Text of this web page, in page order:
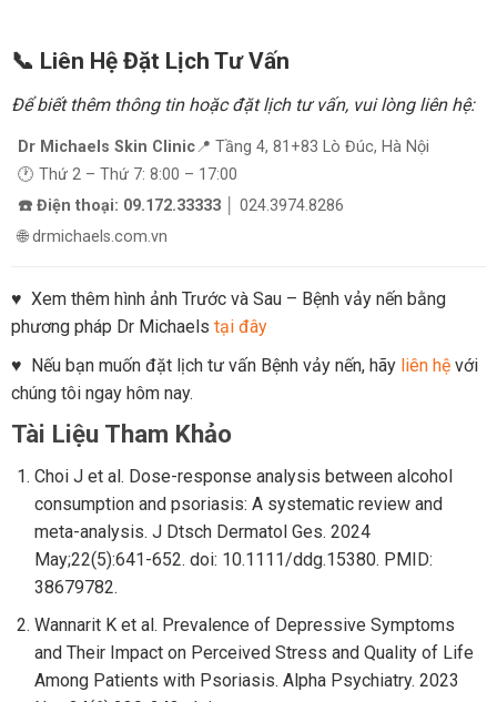
📞 Liên Hệ Đặt Lịch Tư Vấn
Để biết thêm thông tin hoặc đặt lịch tư vấn, vui lòng liên hệ:
Dr Michaels Skin Clinic📍 Tầng 4, 81+83 Lò Đúc, Hà Nội
🕐 Thứ 2 – Thứ 7: 8:00 – 17:00
☎️ Điện thoại: 09.172.33333│ 024.3974.8286
🌐 drmichaels.com.vn
♥ Xem thêm hình ảnh Trước và Sau – Bệnh vảy nến bằng
phương pháp Dr Michaels tại đây
♥ Nếu bạn muốn đặt lịch tư vấn Bệnh vảy nến, hãy liên hệvới
chúng tôi ngay hôm nay.
Tài Liệu Tham Khảo
Choi J et al. Dose-response analysis between alcohol
consumption and psoriasis: A systematic review and
meta-analysis. J Dtsch Dermatol Ges. 2024
May;22(5):641-652. doi: 10.1111/ddg.15380. PMID:
38679782.
Wannarit K et al. Prevalence of Depressive Symptoms
and Their Impact on Perceived Stress and Quality of Life
Among Patients with Psoriasis. Alpha Psychiatry. 2023